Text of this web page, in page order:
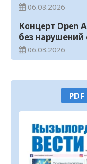
06.08.2026
Концерт Open
без нарушений
06.08.2026
конкурс
ценностях и
06.08.2026
Соблюдение
безопасности
гражданина
06.08.2026
Состоялось